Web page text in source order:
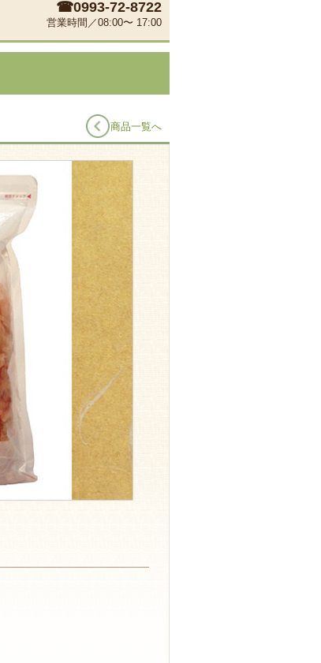
☎0993-72-8722
営業時間／08:00〜 17:00
商品一覧へ